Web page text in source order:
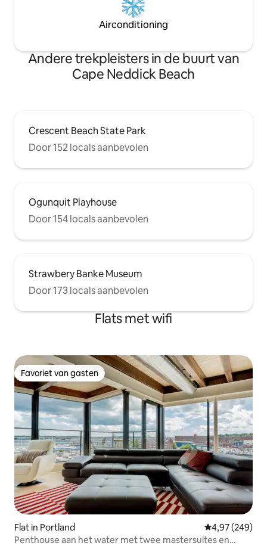
Airconditioning
Andere trekpleisters in de buurt van
Cape Neddick Beach
Crescent Beach State Park
Door 152 locals aanbevolen
Ogunquit Playhouse
Door 154 locals aanbevolen
Strawbery Banke Museum
Door 173 locals aanbevolen
Flats met wifi
Favoriet van gasten
Favoriet van gasten
Flat in Portland Gemiddelde
4,97 (249)
Penthouse aan het water met twee mastersuites en